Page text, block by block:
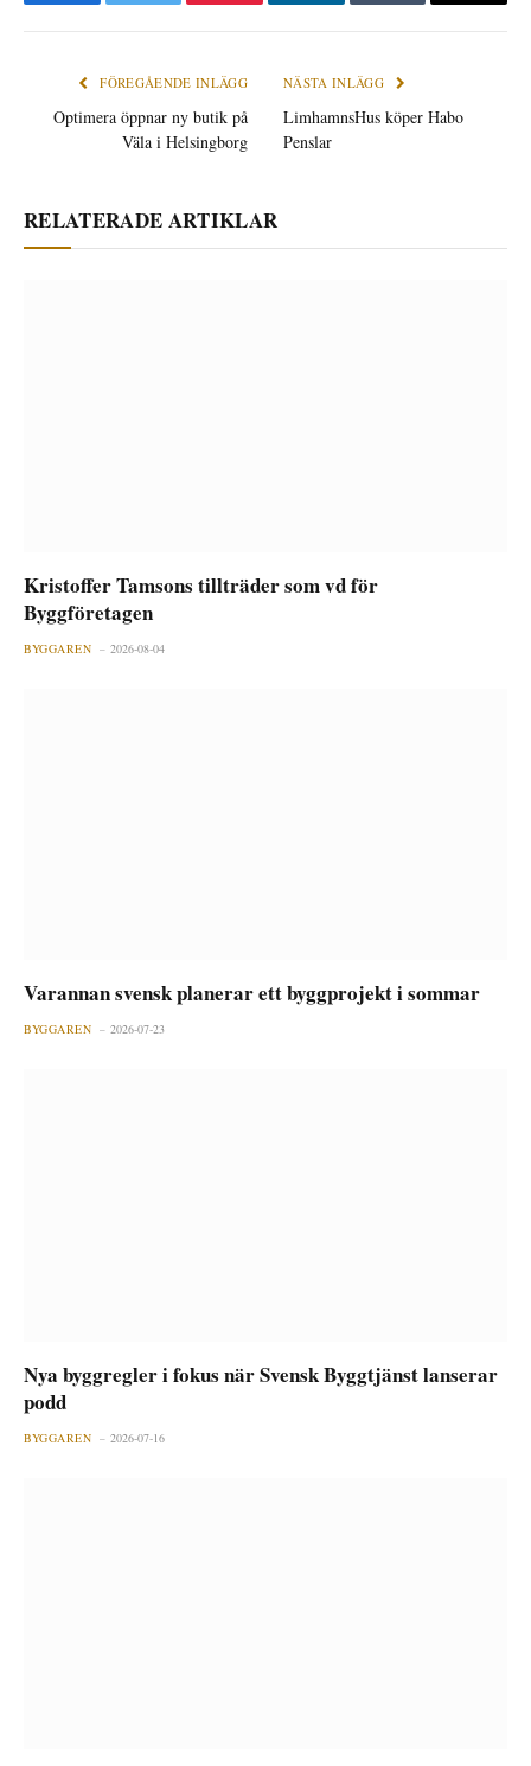
FÖREGÅENDE INLÄGG
Optimera öppnar ny butik på
Väla i Helsingborg
NÄSTA INLÄGG
LimhamnsHus köper Habo
Penslar
RELATERADE ARTIKLAR
Kristoffer Tamsons tillträder som vd för
Byggföretagen
BYGGAREN 2026-08-04
Varannan svensk planerar ett byggprojekt i sommar
BYGGAREN 2026-07-23
Nya byggregler i fokus när Svensk Byggtjänst lanserar
podd
BYGGAREN 2026-07-16